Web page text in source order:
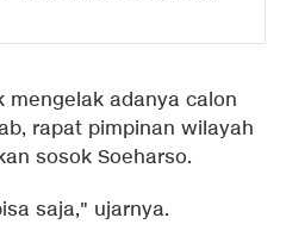
mengelak adanya calon
rapat pimpinan wilayah
sosok Soeharso.
saja," ujarnya.